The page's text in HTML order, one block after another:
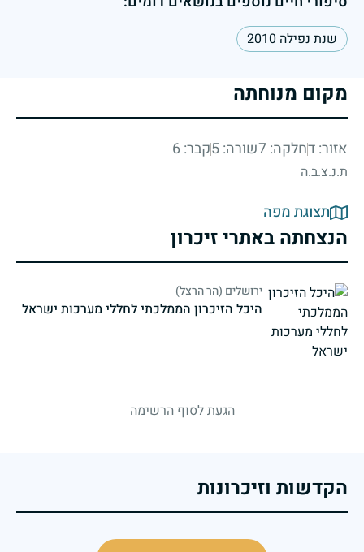
שנת נפילה 2010
מקום מנוחתה
אזור: דחלקה: 7 שורה: 5 קבר: 6
ת.נ.צ.ב.ה
תצוגת מפה
הנצחתה באתרי זיכרון
ירושלים (הר הרצל)
היכל הזיכרון הממלכתי לחללי מערכות ישראל
הגעת לסוף הרשימה
הקדשות וזיכרונות